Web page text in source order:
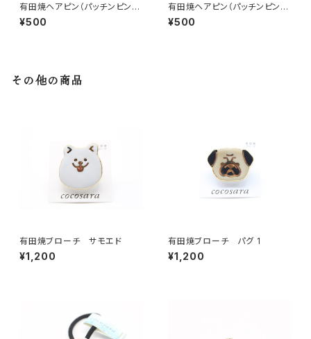
有田焼ヘアピン（パッチンピン）
花④
¥500
有田焼ヘアピン（パッチンピン）
鳥
¥500
その他の商品
有田焼ブローチ サモエド
¥1,200
有田焼ブローチ パグ 1
¥1,200